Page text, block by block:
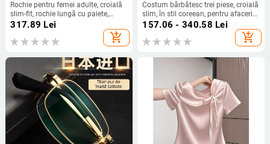
Rochie pentru femei adulte, croială
slim-fit, rochie lungă cu paiete,
material amestec bumbac-acril
(80–90% din țesătura principală),
toamnă 2021
317.89 Lei
add_shopping_cart
Costum bărbătesc trei piese, croială
slim, în stil coreean, pentru afaceri
și smart casual
157.06 - 340.58 Lei
add_shopping_cart